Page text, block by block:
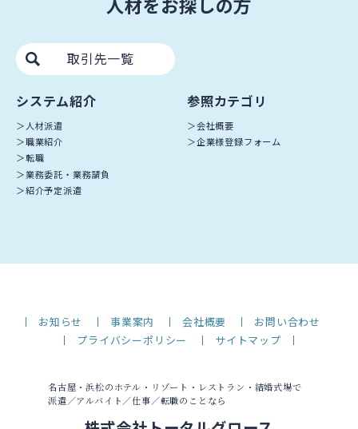
取引先一覧
システム紹介
人材派遣
職業紹介
転職
業務委託・業務請負
紹介予定派遣
参照カテゴリ
会社概要
企業様登録フォーム
お知らせ 事業案内 会社概要
お問い合わせ
プライバシーポリシー
サイトマップ
名古屋・浜松のホテル・リゾート・レストラン・結婚式場で
派遣／アルバイト／仕事／転職のことなら